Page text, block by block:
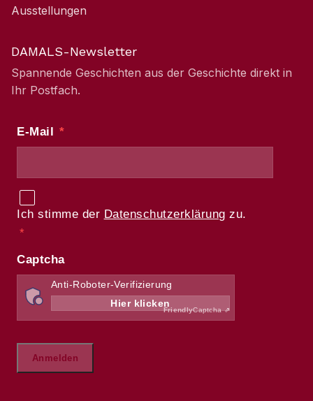
Ausstellungen
DAMALS-Newsletter
Spannende Geschichten aus der Geschichte direkt in
Ihr Postfach.